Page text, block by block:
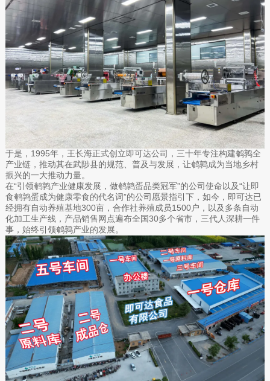
于是，1995年，王长海正式创立即可达公司，三十年专注构建鹌鹑全
产业链，推动其在武陟县的规范、普及与发展，让鹌鹑成为当地乡村
振兴的一大推动力量。
在“引领鹌鹑产业健康发展，做鹌鹑蛋品类冠军”的公司使命以及“让即
食鹌鹑蛋成为健康零食的代名词”的公司愿景指引下，如今，即可达已
经拥有自动养殖基地300亩，合作社养殖成员1500户，以及多条自动
化加工生产线，产品销售网点遍布全国30多个省市，三代人深耕一件
事，始终引领鹌鹑产业的发展。